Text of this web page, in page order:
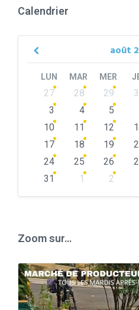
Calendrier
août
Previous
LUN MAR MER
Skip
calendar
27 28 29
3
4 5
10
11 12
17
18 19
24
25 26
31
1 2
Zoom sur…